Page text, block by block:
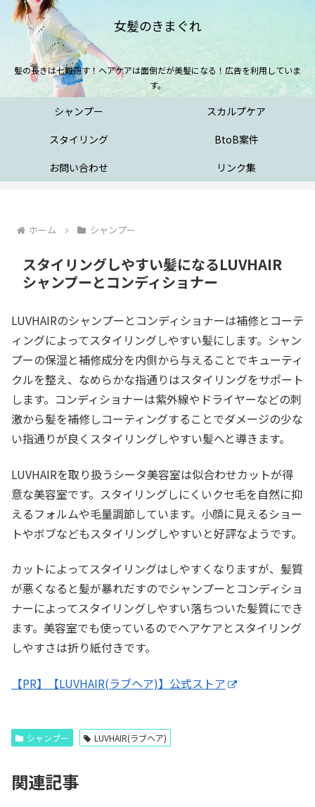
女髪のきまぐれ
髪の長きは七難隠す！ヘアケアは面倒だが美髪になる！広告を利用していま
す。
シャンプー
スカルプケア
スタイリング
BtoB案件
お問い合わせ
リンク集
ホーム シャンプー
スタイリングしやすい髪になるLUVHAIR
シャンプーとコンディショナー
LUVHAIRのシャンプーとコンディショナーは補修とコーテ
ィングによってスタイリングしやすい髪にします。シャン
プーの保湿と補修成分を内側から与えることでキューティ
クルを整え、なめらかな指通りはスタイリングをサポート
します。コンディショナーは紫外線やドライヤーなどの刺
激から髪を補修しコーティングすることでダメージの少な
い指通りが良くスタイリングしやすい髪へと導きます。
LUVHAIRを取り扱うシータ美容室は似合わせカットが得
意な美容室です。スタイリングしにくいクセ毛を自然に抑
えるフォルムや毛量調節しています。小顔に見えるショー
トやボブなどもスタイリングしやすいと好評なようです。
カットによってスタイリングはしやすくなりますが、髪質
が悪くなると髪が暴れだすのでシャンプーとコンディショ
ナーによってスタイリングしやすい落ちついた髪質にでき
ます。美容室でも使っているのでヘアケアとスタイリング
しやすさは折り紙付きです。
【PR】【LUVHAIR(ラブヘア)】公式ストア
シャンプー LUVHAIR(ラブヘア)
関連記事